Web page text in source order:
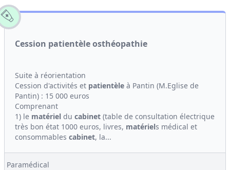
Cession patientèle osthéopathie
Suite à réorientation
Cession d'activités et patientèle à Pantin (M.Eglise de
Pantin) : 15 000 euros
Comprenant
1) le matériel du cabinet (table de consultation électrique
très bon état 1000 euros, livres, matériels médical et
consommables cabinet, la...
Paramédical